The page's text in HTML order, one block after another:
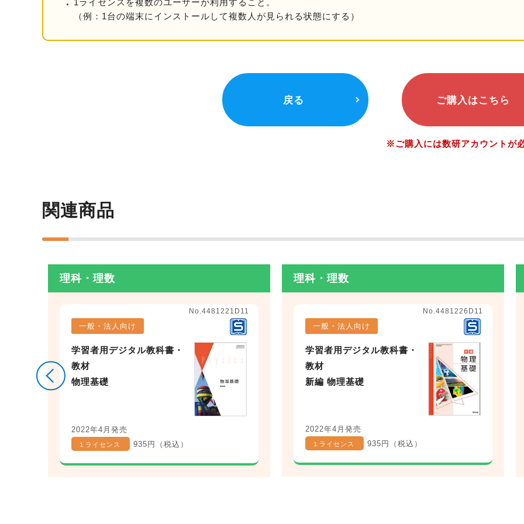
1ライセンスを複数のユーザーが利用すること。
（例：1台の端末にインストールして複数人が見られる状態にする）
戻る ご購入はこちら
※ご購入には数研アカウントが
関連商品
理科・理数
一般・法人向け
No.4481221D11
学習者用デジタル教科書・
教材
物理基礎
2022年4月発売
１ライセンス 935円（税込）
理科・理数
一般・法人向け
No.4481226D11
学習者用デジタル教科書・
教材
新編 物理基礎
2022年4月発売
１ライセンス 935円（税込）